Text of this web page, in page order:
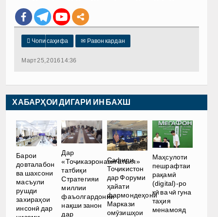
 Чопи саҳифа ✉ Равон кардан
Март 25, 2016 14:36
ХАБАРҲОИ ДИГАРИ ИН БАХШ
Барои
довталабон
ва шахсони
масъули
рушди
захираҳои
инсонӣ дар
Дар
«Тоҷикаэронавигатсия»
татбиқи
Стратегияи
миллии
фаъолгардонии
нақши занон
дар
Сафири
Тоҷикистон
дар Форуми
ҳайати
фармондеҳони
Маркази
омӯзишҳои
Маҳсулоти
пешрафтаи
рақамӣ
(digital)-ро
кӣ ва чӣ гуна
таҳия
менамояд